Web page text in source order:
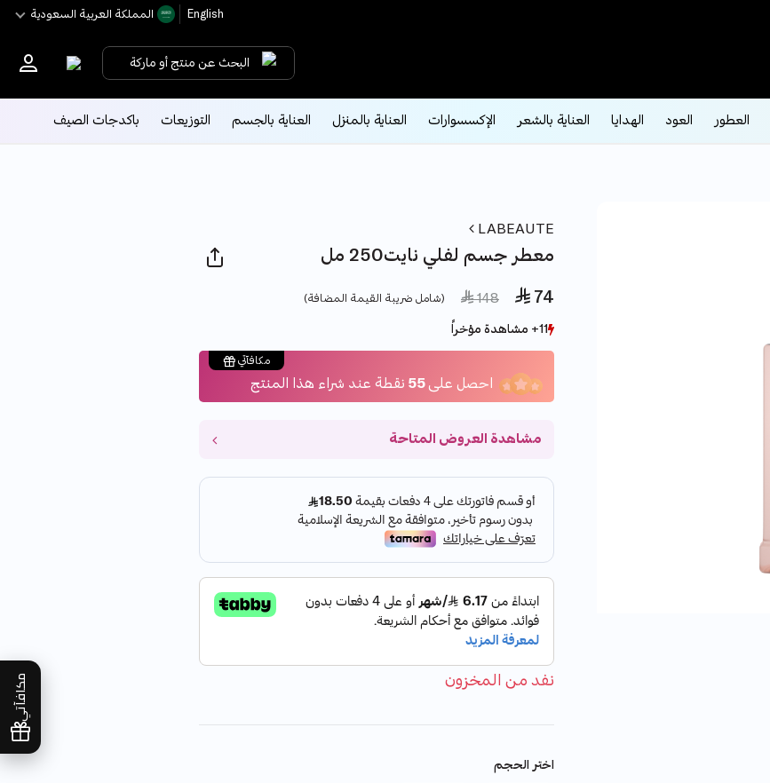
English اﻟﻤﻤﻠﻜﺔ اﻟﻌﺮﺑﻴﺔ اﻟﺴﻌﻮدﻳﺔ
البحث عن منتج أو ماركة
العطور العود الهدايا العناية بالشعر الإكسسوارات العناية بالمنزل العناية بالجسم التوزيعات باكدجات الصيف
مكافآتي
LABEAUTE
معطر جسم لفلي نايت250 مل
 74
Price reduced from
 148
to (شامل ضريبة القيمة المضافة)
11+ مشاهدة مؤخراً
8+ بيع مؤخراً
11+ مشاهدة مؤخراً
8+ بيع مؤخراً
مكافآتي
احصل على55نقطة عند شراء هذا المنتج
مشاهدة العروض المتاحة
نفد من المخزون
اختر الحجم